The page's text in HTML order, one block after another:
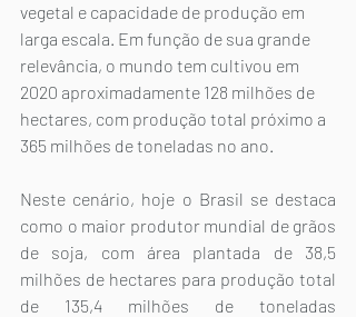
vegetal e capacidade de produção em
larga escala. Em função de sua grande
relevância, o mundo tem cultivou em
2020 aproximadamente 128 milhões de
hectares, com produção total próximo a
365 milhões de toneladas no ano.
Neste cenário, hoje o Brasil se destaca
como o maior produtor mundial de grãos
de soja, com área plantada de 38,5
milhões de hectares para produção total
de 135,4 milhões de toneladas